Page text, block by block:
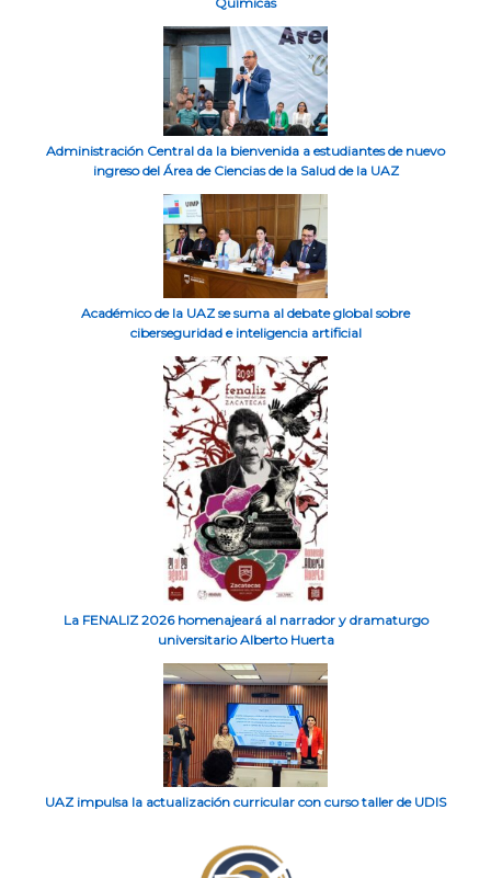
Administración Central da la bienvenida a estudiantes de nuevo
ingreso del Área de Ciencias de la Salud de la UAZ
Académico de la UAZ se suma al debate global sobre
ciberseguridad e inteligencia artificial
La FENALIZ 2026 homenajeará al narrador y dramaturgo
universitario Alberto Huerta
UAZ impulsa la actualización curricular con curso taller de UDIS